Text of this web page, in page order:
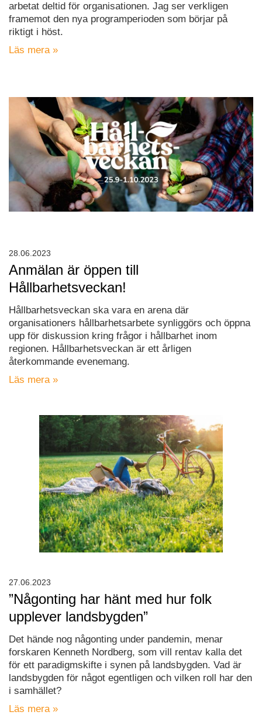
arbetat deltid för organisationen. Jag ser verkligen
framemot den nya programperioden som börjar på
riktigt i höst.
Läs mera »
Anmälan är öppen till
Hållbarhetsveckan!
Hållbarhetsveckan ska vara en arena där
organisationers hållbarhetsarbete synliggörs och öppna
upp för diskussion kring frågor i hållbarhet inom
regionen. Hållbarhetsveckan är ett årligen
återkommande evenemang.
Läs mera »
28.06.2023
”Någonting har hänt med hur folk
upplever landsbygden”
Det hände nog någonting under pandemin, menar
forskaren Kenneth Nordberg, som vill rentav kalla det
för ett paradigmskifte i synen på landsbygden. Vad är
landsbygden för något egentligen och vilken roll har den
i samhället?
Läs mera »
27.06.2023